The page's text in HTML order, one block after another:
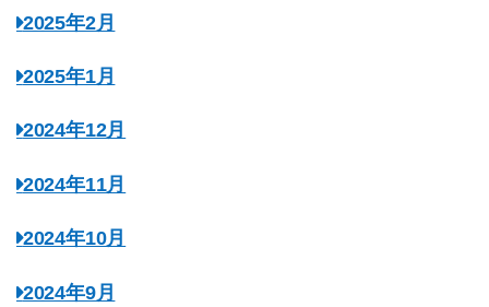
2025年2月
2025年1月
2024年12月
2024年11月
2024年10月
2024年9月